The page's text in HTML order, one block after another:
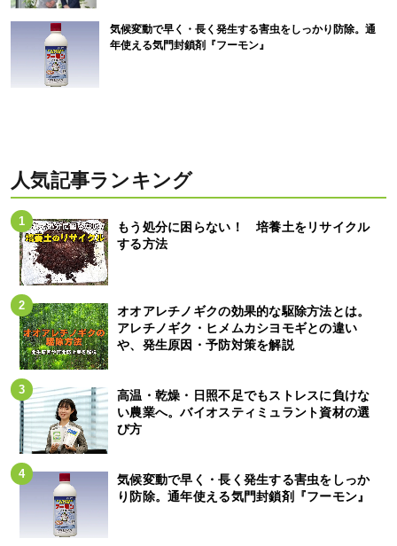
気候変動で早く・長く発生する害虫をしっかり防除。通
年使える気門封鎖剤『フーモン』
人気記事ランキング
もう処分に困らない！ 培養土をリサイクル
する方法
オオアレチノギクの効果的な駆除方法とは。
アレチノギク・ヒメムカシヨモギとの違い
や、発生原因・予防対策を解説
高温・乾燥・日照不足でもストレスに負けな
い農業へ。バイオスティミュラント資材の選
び方
気候変動で早く・長く発生する害虫をしっか
り防除。通年使える気門封鎖剤『フーモン』